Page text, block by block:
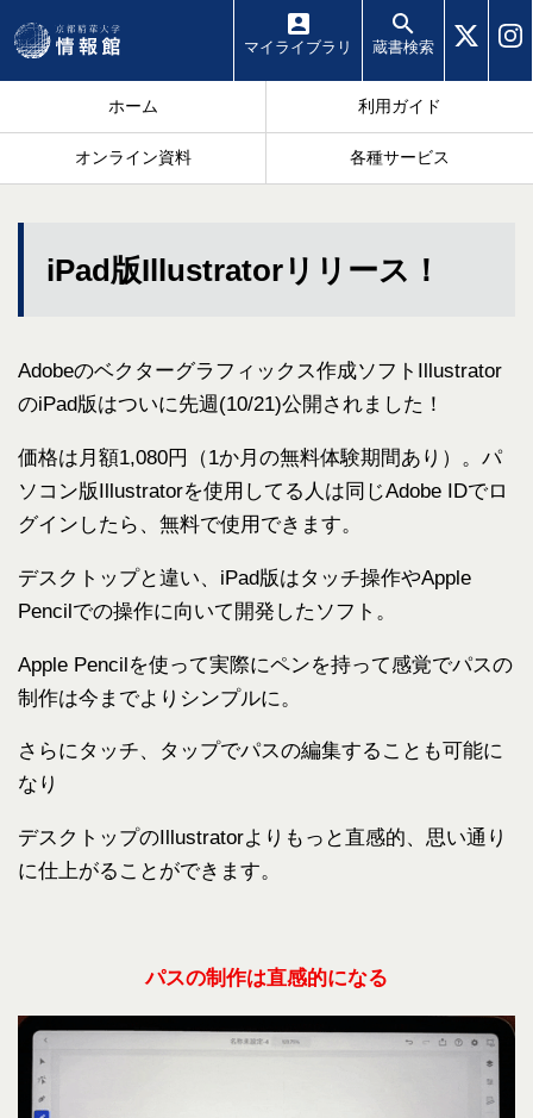
マイ ライブラリ 蔵書検索
ホーム 利用ガイド
オンライン資料 各種サービス
iPad版Illustratorリリース！
Adobeのベクターグラフィックス作成ソフトIllustrator
のiPad版はついに先週(10/21)公開されました！
価格は月額1,080円（1か月の無料体験期間あり）。パ
ソコン版Illustratorを使用してる人は同じAdobe IDでロ
グインしたら、無料で使用できます。
デスクトップと違い、iPad版はタッチ操作やApple
Pencilでの操作に向いて開発したソフト。
Apple Pencilを使って実際にペンを持って感覚でパスの
制作は今までよりシンプルに。
さらにタッチ、タップでパスの編集することも可能に
なり
デスクトップのIllustratorよりもっと直感的、 思い通り
に仕上がることができます。
パスの制作は直感的になる